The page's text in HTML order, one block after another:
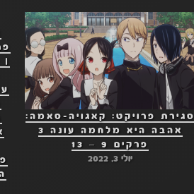
סגירת פרויקט: קאגויה-סאמה:
אהבה היא מלחמה עונה 3
פרקים 9 – 13
יולי 3, 2022